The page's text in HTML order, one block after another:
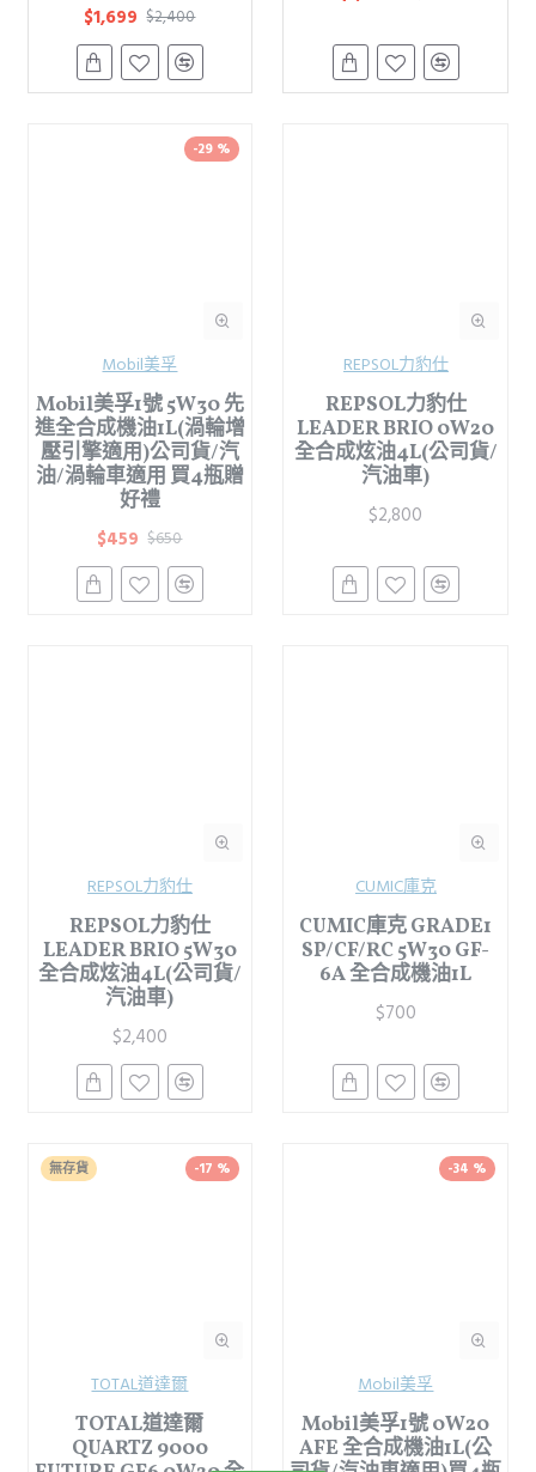
$1,699 $2,400
-29 %
Mobil美孚
Mobil美孚1號 5W30 先
進全合成機油1L(渦輪增
壓引擎適用)公司貨/汽
油/渦輪車適用 買4瓶贈
好禮
$459 $650
REPSOL力豹仕
REPSOL力豹仕
LEADER BRIO 0W20
全合成炫油4L(公司貨/
汽油車)
$2,800
REPSOL力豹仕
REPSOL力豹仕
LEADER BRIO 5W30
全合成炫油4L(公司貨/
汽油車)
$2,400
CUMIC庫克
CUMIC庫克 GRADE1
SP/CF/RC 5W30 GF-
6A 全合成機油1L
$700
-17 %
無存貨
TOTAL道達爾
TOTAL道達爾
QUARTZ 9000
-34 %
Mobil美孚
Mobil美孚1號 0W20
AFE 全合成機油1L(公